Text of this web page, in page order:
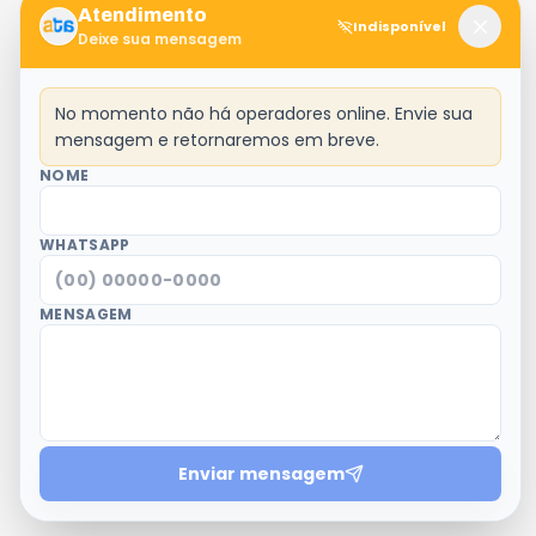
Atendimento
Deixe sua mensagem
Indisponível
No momento não há operadores online. Envie sua
mensagem e retornaremos em breve.
NOME
WHATSAPP
MENSAGEM
Enviar mensagem